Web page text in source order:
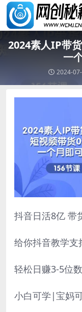
2024素人IP带
一
2024-
抖音日活8亿 带
给你抖音教学支
轻松日赚3-5位
小白可学|宝妈